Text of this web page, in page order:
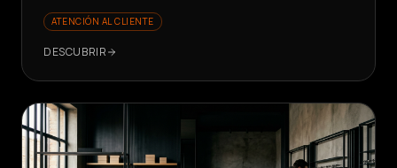
ATENCIÓN AL CLIENTE
DESCUBRIR